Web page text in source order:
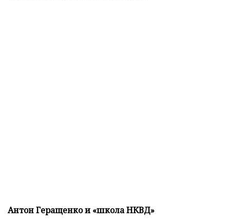
Антон Геращенко и «школа НКВД»